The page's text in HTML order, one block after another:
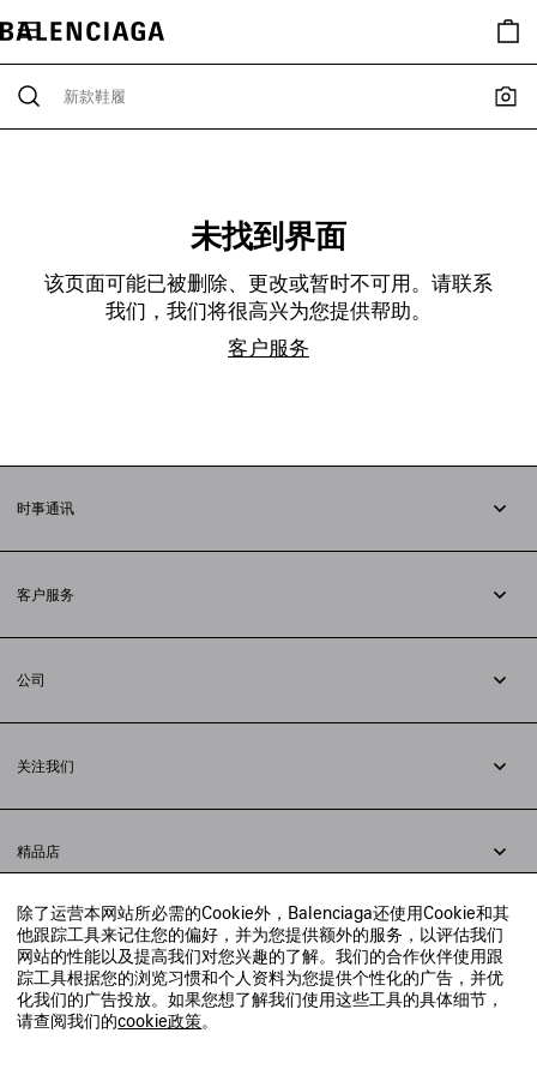
除了运营本网站所必需的Cookie外，Balenciaga还使用Cookie和其
他跟踪工具来记住您的偏好，并为您提供额外的服务，以评估我们
网站的性能以及提高我们对您兴趣的了解。我们的合作伙伴使用跟
踪工具根据您的浏览习惯和个人资料为您提供个性化的广告，并优
化我们的广告投放。如果您想了解我们使用这些工具的具体细节，
请查阅我们的cookie政策。
未找到界面
该页面可能已被删除、更改或暂时不可用。请联系
我们，我们将很高兴为您提供帮助。
客户服务
时事通讯
客户服务
配送方式
支付
常见问题解答
公司
法律问题
联合国世界粮食计划署
举报平台
关注我们
小红书
精品店
寻找附近的精品店
实时聊天客服
发送邮件
我们将在24小时内给予回复
联系我们：400-610-6018
© 2020 巴黎世家贸易（上海）有限公司